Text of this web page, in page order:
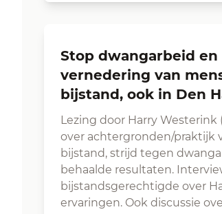
Stop dwangarbeid en
vernedering van
bijstand, ook in Den
Lezing door Harry Westerink
over achtergronden/praktijk
bijstand, strijd tegen
behaalde resultaten.
bijstandsgerechtigde over
ervaringen. Ook discussie